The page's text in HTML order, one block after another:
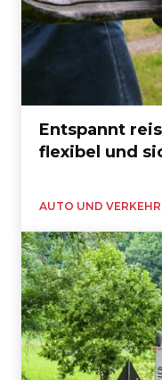
Entspannt
flexibel und
AUTO UND VERKEHR